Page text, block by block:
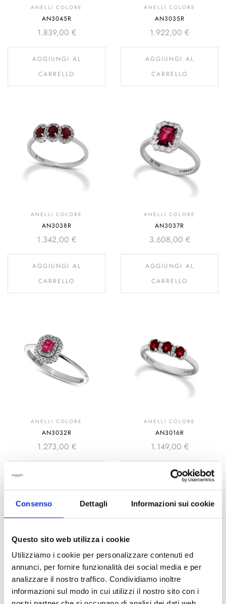
Consenso Dettagli Informazioni sui cookie
Questo sito web utilizza i cookie
Utilizziamo i cookie per personalizzare contenuti ed
annunci, per fornire funzionalità dei social media e per
analizzare il nostro traffico. Condividiamo inoltre
informazioni sul modo in cui utilizzi il nostro sito con i
ANELLI COLORE
AN3045R
1.839,00 €
AGGIUNGI AL
CARRELLO
ANELLI COLORE
AN3035R
1.922,00 €
AGGIUNGI AL
CARRELLO
ANELLI COLORE
AN3038R
1.342,00 €
AGGIUNGI AL
CARRELLO
ANELLI COLORE
AN3037R
3.608,00 €
AGGIUNGI AL
CARRELLO
ANELLI COLORE
AN3032R
1.273,00 €
CARRELLO
ANELLI COLORE
AN3016R
1.149,00 €
AGGIUNGI AL
CARRELLO